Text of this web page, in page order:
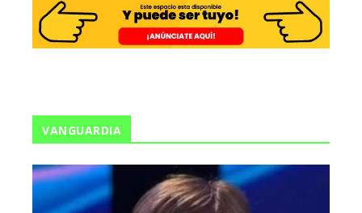
VANGUARDIA